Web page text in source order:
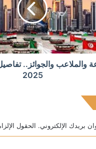
والملاعب والجوائز..
2025
بريدك الإلكتروني. الحقول